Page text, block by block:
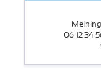
06 12 34